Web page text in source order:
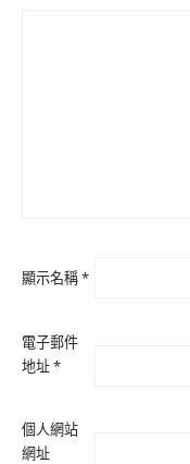
顯示名稱*
電子郵件
地址*
個人網站
網址